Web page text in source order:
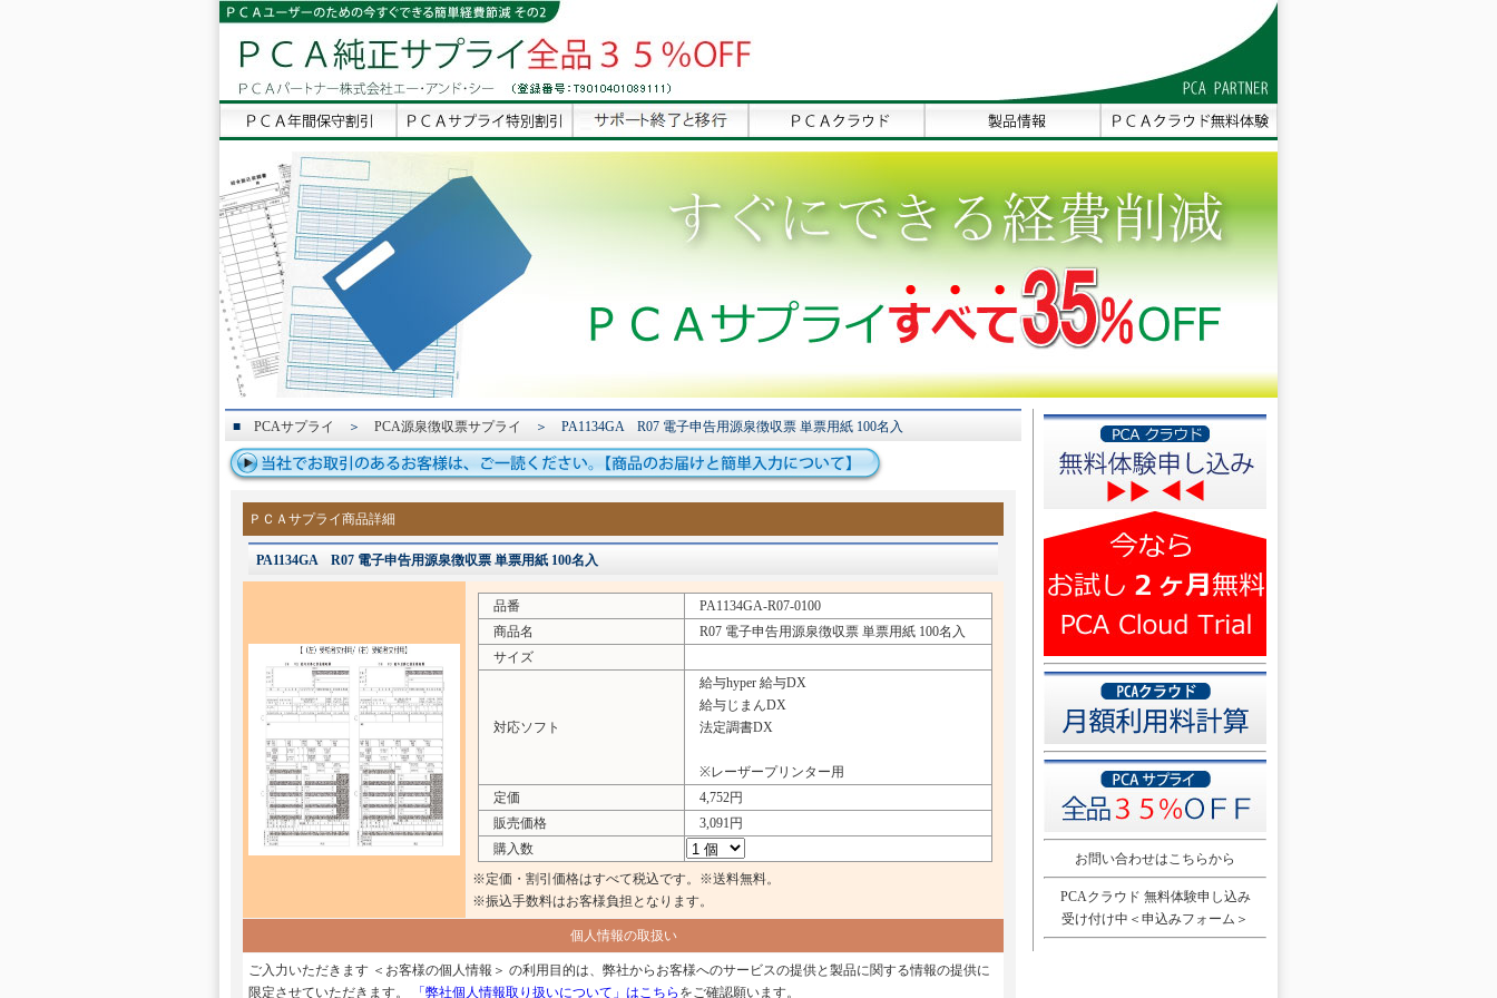
お問い合わせはこちらから
PCAクラウド 無料体験申し込み
受け付け中＜申込みフォーム＞
■ PCAサプライ ＞ PCA源泉徴収票サプライ ＞ PA1134GA R07 電子申告用源泉徴収票 単票用紙 100名入
ＰＣＡサプライ商品詳細
PA1134GA R07 電子申告用源泉徴収票 単票用紙 100名入
品番
PA1134GA-R07-0100
商品名
R07 電子申告用源泉徴収票 単票用紙 100名入
サイズ
対応ソフト
給与hyper 給与DX
給与じまんDX
法定調書DX
※レーザープリンター用
定価
4,752円
販売価格
3,091円
購入数
※定価・割引価格はすべて税込です。※送料無料。
※振込手数料はお客様負担となります。
個人情報の取扱い
ご入力いただきます ＜お客様の個人情報＞ の利用目的は、弊社からお客様へのサービスの提供と製品に関する情報の提供に
限定させていただきます。
「弊社個人情報取り扱いについて」はこちら をご確認願います。